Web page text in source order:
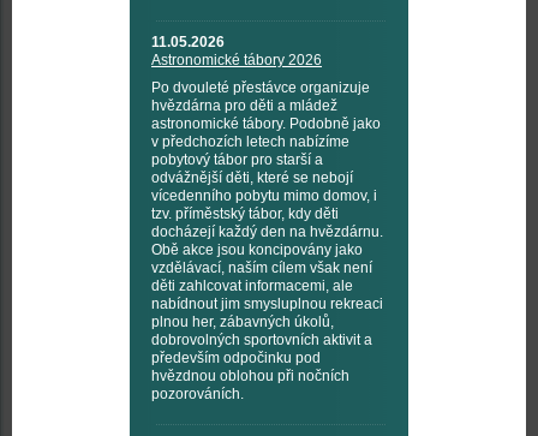
11.05.2026
Astronomické tábory 2026
Po dvouleté přestávce organizuje
hvězdárna pro děti a mládež
astronomické tábory. Podobně jako
v předchozích letech nabízíme
pobytový tábor pro starší a
odvážnější děti, které se nebojí
vícedenního pobytu mimo domov, i
tzv. příměstský tábor, kdy děti
docházejí každý den na hvězdárnu.
Obě akce jsou koncipovány jako
vzdělávací, naším cílem však není
děti zahlcovat informacemi, ale
nabídnout jim smysluplnou rekreaci
plnou her, zábavných úkolů,
dobrovolných sportovních aktivit a
především odpočinku pod
hvězdnou oblohou při nočních
pozorováních.